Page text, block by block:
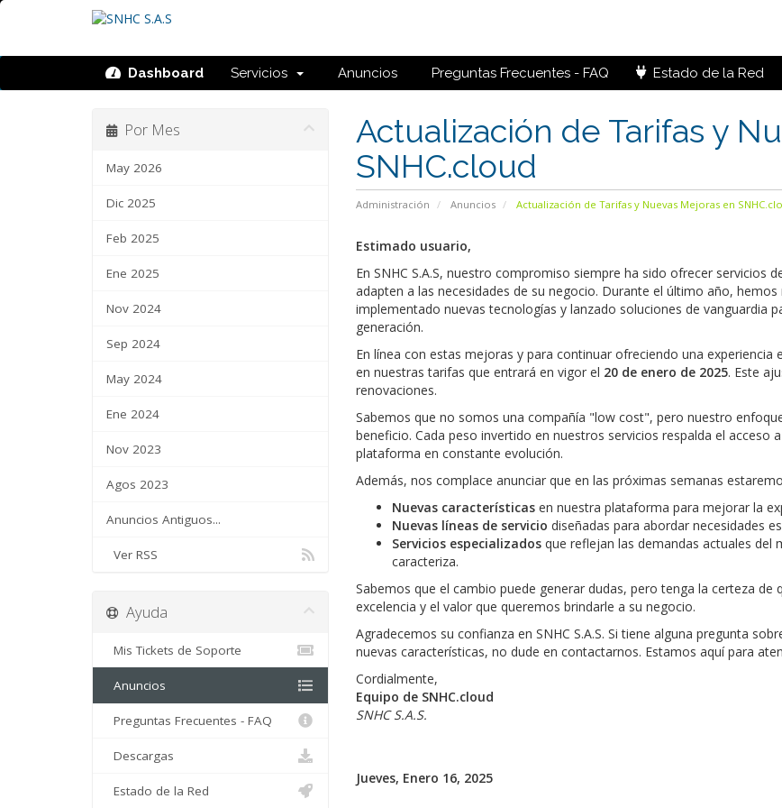
Dashboard Servicios Anuncios Preguntas Frecuentes - FAQ Estado de la Red
Actualización de Tarifas y
SNHC.cloud
Administración Anuncios Actualización de Tarifas y Nuevas Mejoras en
Por Mes
May 2026
Dic 2025
Feb 2025
Ene 2025
Nov 2024
Sep 2024
May 2024
Ene 2024
Nov 2023
Agos 2023
Anuncios Antiguos...
Ver RSS
Estimado usuario,
En SNHC S.A.S, nuestro compromiso siempre ha sido ofrecer servicios
adapten a las necesidades de su negocio. Durante el último año,
implementado nuevas tecnologías y lanzado soluciones de vanguardia
generación.
En línea con estas mejoras y para continuar ofreciendo una
en nuestras tarifas que entrará en vigor el 20 de enero de 2025. Este
renovaciones.
Sabemos que no somos una compañía "low cost", pero nuestro
beneficio. Cada peso invertido en nuestros servicios respalda el acceso
plataforma en constante evolución.
Además, nos complace anunciar que en las próximas semanas
Nuevas característicasen nuestra plataforma para mejorar la
Nuevas líneas de servicio diseñadas para abordar necesidades
Servicios especializadosque reflejan las demandas actuales del
caracteriza.
Sabemos que el cambio puede generar dudas, pero tenga la certeza
excelencia y el valor que queremos brindarle a su negocio.
Agradecemos su confianza en SNHC S.A.S. Si tiene alguna pregunta
nuevas características, no dude en contactarnos. Estamos aquí para
Cordialmente,
Equipo de SNHC.cloud
SNHC S.A.S.
Jueves, Enero 16, 2025
Ayuda
Mis Tickets de Soporte
Anuncios
Preguntas Frecuentes - FAQ
Descargas
Estado de la Red